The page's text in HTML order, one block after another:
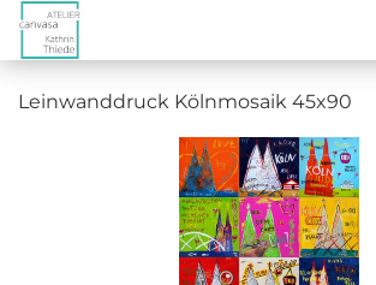
Leinwanddruck Kölnmosaik 45x90